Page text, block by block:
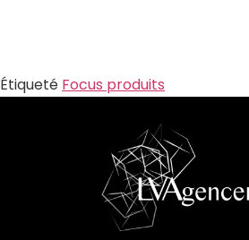
ÉtiquetéFocus produits